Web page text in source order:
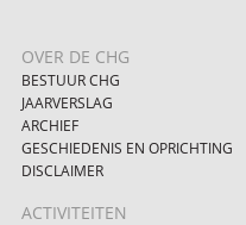
OVER DE CHG
BESTUUR CHG
JAARVERSLAG
ARCHIEF
GESCHIEDENIS EN OPRICHTING
DISCLAIMER
ACTIVITEITEN